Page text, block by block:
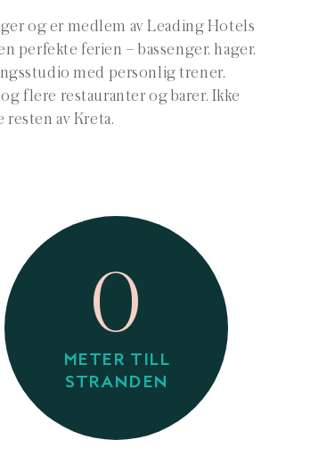
og er medlem av Leading Hotels
perfekte ferien – bassenger, hager,
med personlig trener,
flere restauranter og barer. Ikke
resten av Kreta.
0
METER TILL
STRANDEN